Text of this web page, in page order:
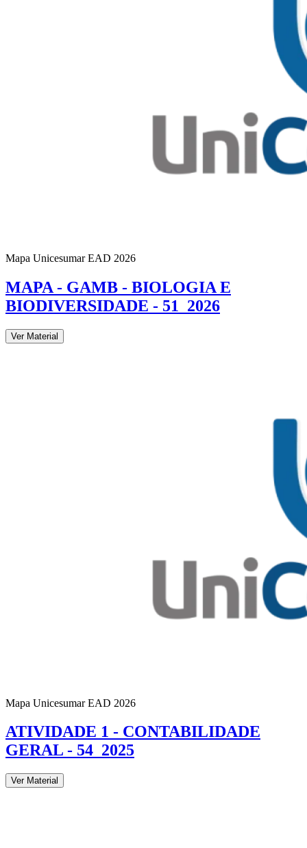
Mapa Unicesumar EAD 2026
MAPA - GAMB - BIOLOGIA E
BIODIVERSIDADE - 51_2026
Ver Material
Mapa Unicesumar EAD 2026
ATIVIDADE 1 - CONTABILIDADE
GERAL - 54_2025
Ver Material